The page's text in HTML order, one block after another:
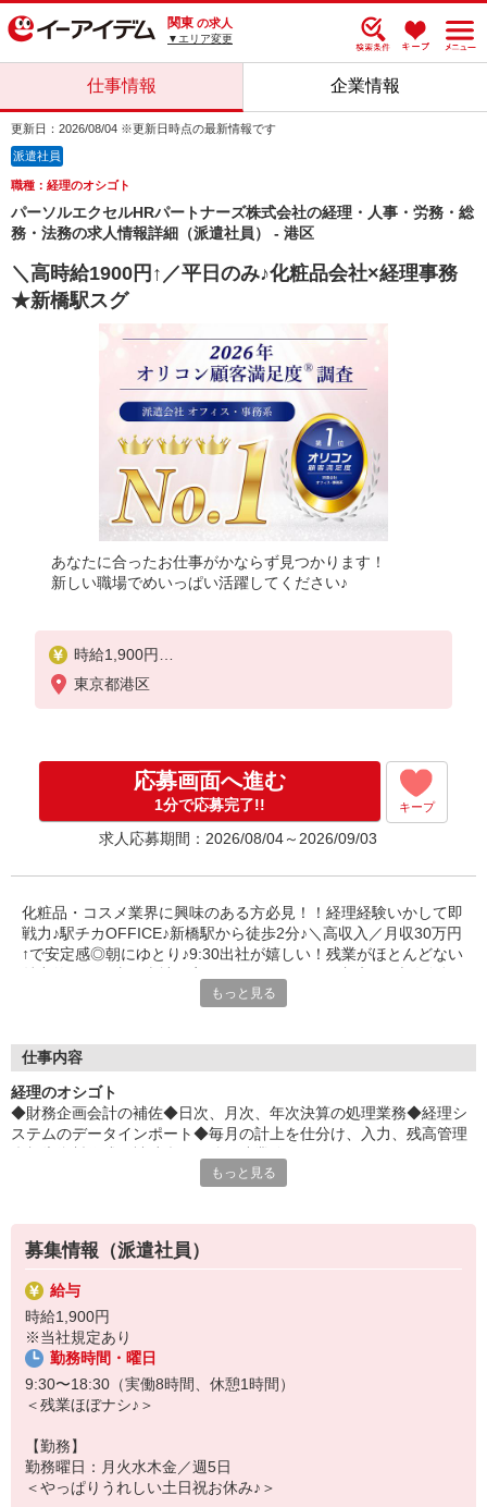
関東 の求人
▼エリア変更
仕事情報 企業情報
更新日：2026/08/04 ※更新日時点の最新情報です
派遣社員
職種：経理のオシゴト
パーソルエクセルHRパートナーズ株式会社の経理・人事・労務・総
務・法務の求人情報詳細（派遣社員） - 港区
＼高時給1900円↑／平日のみ♪化粧品会社×経理事務
★新橋駅スグ
あなたに合ったお仕事がかならず見つかります！
新しい職場でめいっぱい活躍してください♪
時給1,900円
※当社規定あり
東京都港区
応募画面へ進む
1分で応募完了!! キープ
求人応募期間：2026/08/04～2026/09/03
化粧品・コスメ業界に興味のある方必見！！経理経験いかして即
戦力♪駅チカOFFICE♪新橋駅から徒歩2分♪＼高収入／月収30万円
↑で安定感◎朝にゆとり♪9:30出社が嬉しい！残業がほとんどない
「応募するか悩む…」
そんな方も安心してご応募ください。
しっかりお話を聞いて頂いてから
選考に進むかどうか考えていただけます◎
▼下記に当てはまる方、ぜひ一度ご連絡ください▼
・残業が少ない仕事に転職したい
・結婚を機に働き方を変えたい
・出産後も働ける仕事に就きたい
・資格を活かして働きたい
・資格はないけど働ける仕事を見つけたい
もっと見る
仕事内容
経理のオシゴト
◆財務企画会計の補佐◆日次、月次、年次決算の処理業務◆経理シ
ステムのデータインポート◆毎月の計上を仕分け、入力、残高管理
もっと見る
募集情報（派遣社員）
給与
時給1,900円
※当社規定あり
勤務時間・曜日
9:30〜18:30（実働8時間、休憩1時間）
＜残業ほぼナシ♪＞
【勤務】
勤務曜日：月火水木金／週5日
＜やっぱりうれしい土日祝お休み♪＞